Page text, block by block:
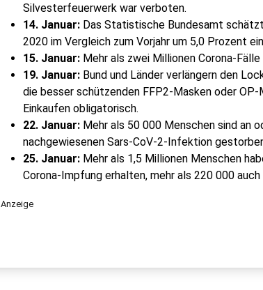
Silvesterfeuerwerk war verboten.
14. Januar: Das Statistische Bundesamt
2020 im Vergleich zum Vorjahr um 5,0 Prozent
15. Januar: Mehr als zwei Millionen Corona-
19. Januar: Bund und Länder verlängern den
die besser schützenden FFP2-Masken oder OP-
Einkaufen obligatorisch.
22. Januar: Mehr als 50 000 Menschen sind an
nachgewiesenen Sars-CoV-2-Infektion
25. Januar: Mehr als 1,5 Millionen Menschen
Corona-Impfung erhalten, mehr als 220 000
Anzeige